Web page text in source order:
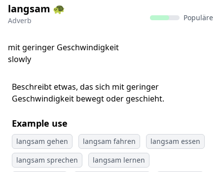
langsam 🐢
Adverb Populäre
mit geringer Geschwindigkeit
slowly
Beschreibt etwas, das sich mit geringer
Geschwindigkeit bewegt oder geschieht.
Example use
langsam gehen langsam fahren
langsam essen
langsam sprechen
langsam lernen